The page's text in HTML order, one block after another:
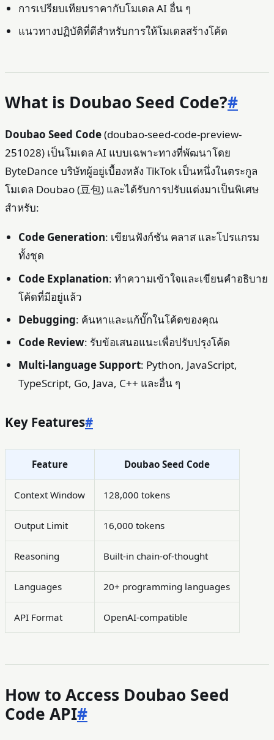
การเปรียบเทียบราคากับโมเดล AI อื่น ๆ
แนวทางปฏิบัติที่ดีสำหรับการให้โมเดลสร้างโค้ด
What is Doubao Seed Code?#
Doubao Seed Code(doubao-seed-code-preview-
251028) เป็นโมเดล AI แบบเฉพาะทางที่พัฒนาโดย
ByteDance บริษัทผู้อยู่เบื้องหลัง TikTok เป็นหนึ่งในตระกูล
โมเดล Doubao (豆包) และได้รับการปรับแต่งมาเป็นพิเศษ
สำหรับ:
Code Generation: เขียนฟังก์ชัน คลาส และโปรแกรม
ทั้งชุด
Code Explanation: ทำความเข้าใจและเขียนคำอธิบาย
โค้ดที่มีอยู่แล้ว
Debugging: ค้นหาและแก้บั๊กในโค้ดของคุณ
Code Review: รับข้อเสนอแนะเพื่อปรับปรุงโค้ด
Multi-language Support: Python, JavaScript,
TypeScript, Go, Java, C++ และอื่น ๆ
Key Features#
Feature Doubao Seed Code
Context Window 128,000 tokens
Output Limit 16,000 tokens
Reasoning Built-in chain-of-thought
Languages 20+ programming languages
API Format OpenAI-compatible
How to Access Doubao Seed
Code API#